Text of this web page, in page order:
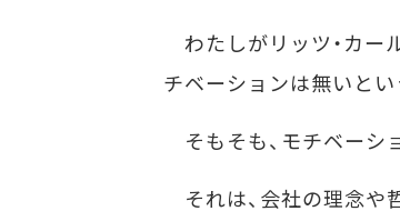
わたしがリッツ・カー
チベーションは無いとい
そもそも、モチベーシ
それは、会社の理念や